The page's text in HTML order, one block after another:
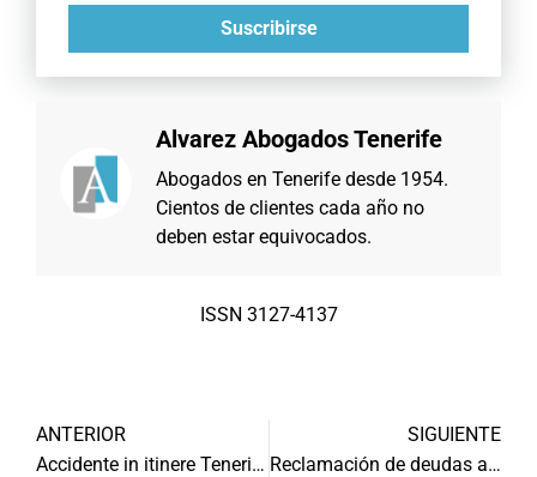
Suscribirse
Alvarez Abogados Tenerife
Abogados en Tenerife desde 1954.
Cientos de clientes cada año no
deben estar equivocados.
ISSN 3127-4137
ANTERIOR
Accidente in itinere Tenerife
SIGUIENTE
Reclamación de deudas a la Administración Pública